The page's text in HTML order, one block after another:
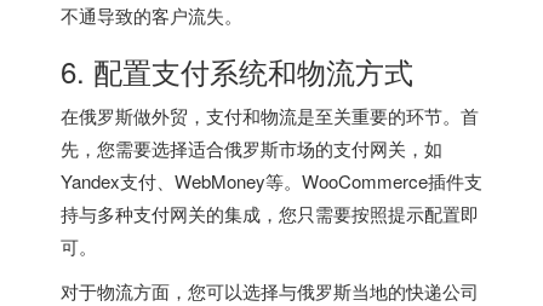
不通导致的客户流失。
6. 配置支付系统和物流方式
在俄罗斯做外贸，支付和物流是至关重要的环节。首
先，您需要选择适合俄罗斯市场的支付网关，如
Yandex支付、WebMoney等。WooCommerce插件支
持与多种支付网关的集成，您只需要按照提示配置即
可。
对于物流方面，您可以选择与俄罗斯当地的快递公司